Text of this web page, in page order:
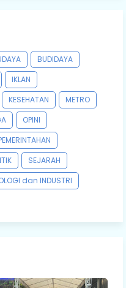
BUDIDAYA
IKLAN
KESEHATAN
METRO
OPINI
SEJARAH
dan INDUSTRI